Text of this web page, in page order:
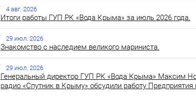
4 авг. 2026
Итоги работы ГУП РК «Вода Крыма» за июль 2026 года.
29 июл. 2026
Знакомство с наследием великого мариниста.
29 июл. 2026
Генеральный директор ГУП РК «Вода Крыма» Максим
радио «Спутник в Крыму» обсудили работу Предприятия